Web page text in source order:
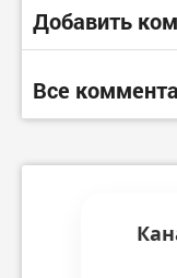
Добавить
Все